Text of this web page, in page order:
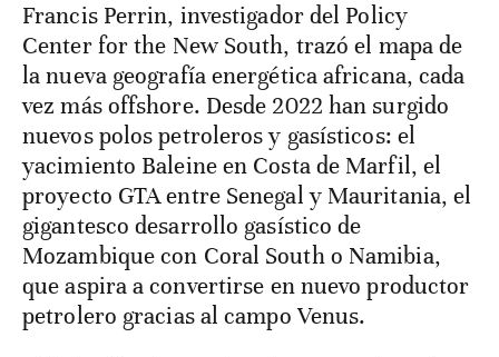
Francis Perrin, investigador del Policy
Center for the New South, trazó el mapa de
la nueva geografía energética africana, cada
vez más offshore. Desde 2022 han surgido
nuevos polos petroleros y gasísticos: el
yacimiento Baleine en Costa de Marfil, el
proyecto GTA entre Senegal y Mauritania, el
gigantesco desarrollo gasístico de
Mozambique con Coral South o Namibia,
que aspira a convertirse en nuevo productor
petrolero gracias al campo Venus.